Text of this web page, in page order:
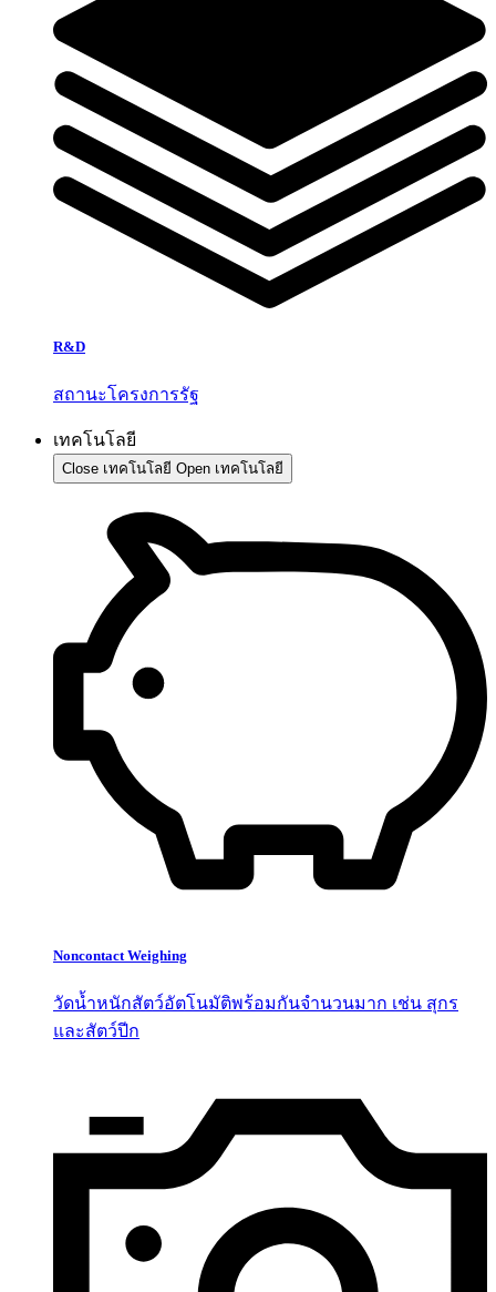
R&D
สถานะโครงการรัฐ
เทคโนโลยี
Close เทคโนโลยี Open เทคโนโลยี
Noncontact Weighing
วัดน้ำหนักสัตว์อัตโนมัติพร้อมกันจำนวนมาก เช่น สุกร
และสัตว์ปีก